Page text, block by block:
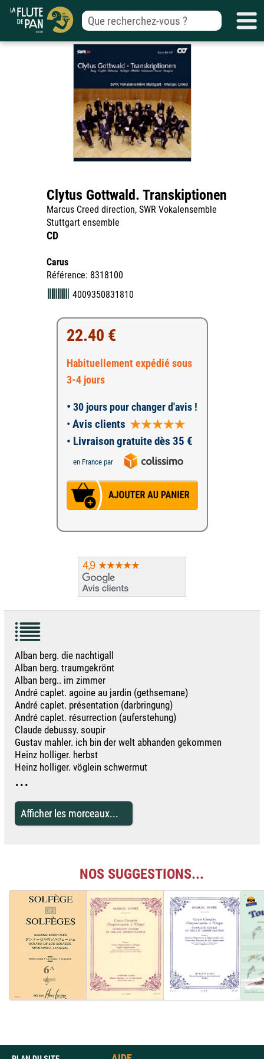
Clytus Gottwald. Transkiptionen
Marcus Creed direction, SWR Vokalensemble
Stuttgart ensemble
CD
Carus
Référence: 8318100
4009350831810
22.40 €
Habituellement expédié sous
3-4 jours
• 30 jours pour changer d'avis !
• Avis clients
• Livraison gratuite dès 35 €
en France par
Alban berg. die nachtigall
Alban berg. traumgekrönt
Alban berg.. im zimmer
André caplet. agoine au jardin (gethsemane)
André caplet. présentation (darbringung)
André caplet. résurrection (auferstehung)
Claude debussy. soupir
Gustav mahler. ich bin der welt abhanden gekommen
Heinz holliger. herbst
Heinz holliger. vöglein schwermut
...
Afficher les morceaux...
NOS SUGGESTIONS...